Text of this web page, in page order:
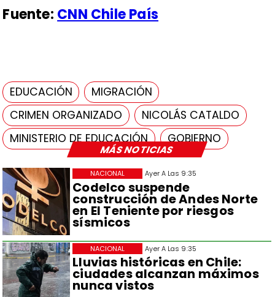
MÁS NOTICIAS
Ayer A Las 9:35
Codelco suspende
construcción de Andes Norte
en El Teniente por riesgos
sísmicos
NACIONAL
Ayer A Las 9:35
Lluvias históricas en Chile:
ciudades alcanzan máximos
nunca vistos
NACIONAL
Fuente: CNN Chile País
EDUCACIÓN
MIGRACIÓN
CRIMEN ORGANIZADO
NICOLÁS CATALDO
MINISTERIO DE EDUCACIÓN
GOBIERNO